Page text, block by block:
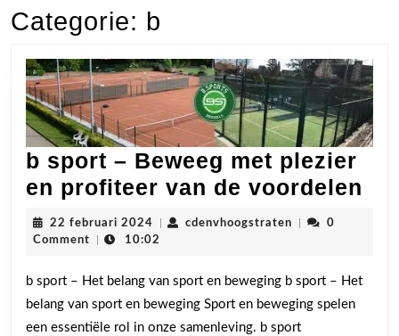
Categorie: b
b sport – Beweeg met plezier
en profiteer van de voordelen
22 februari 2024 22
februari
cdenvhoogstraten cdenvhoogstraten
0
Comment
10:02
b sport – Het belang van sport en beweging b sport – Het
belang van sport en beweging Sport en beweging spelen
een essentiële rol in onze samenleving. b sport